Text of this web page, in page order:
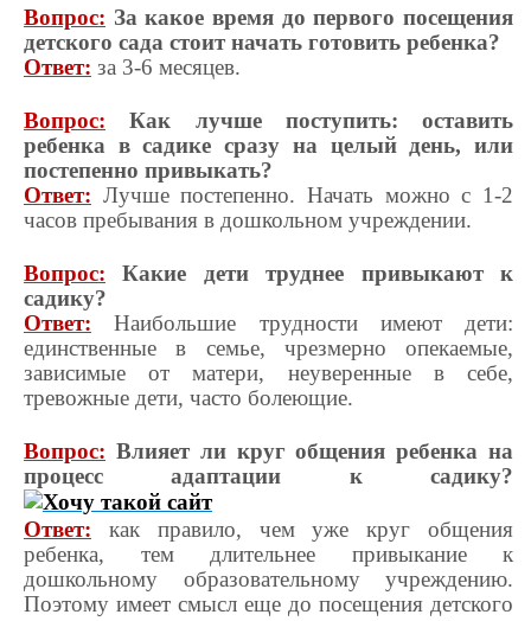
Вопрос: За какое время до первого посещения
детского сада стоит начать готовить ребенка?
Ответ: за 3-6 месяцев.
Вопрос:
Как лучше поступить: оставить
ребенка в садике сразу на целый день, или
постепенно привыкать?
Ответ: Лучше постепенно. Начать можно с 1-2
часов пребывания в дошкольном учреждении.
Вопрос:
Какие дети труднее привыкают к
садику?
Ответ: Наибольшие трудности имеют дети:
единственные в семье, чрезмерно опекаемые,
зависимые от матери, неуверенные в себе,
тревожные дети, часто болеющие.
Вопрос: Влияет ли круг общения ребенка на
процесс адаптации к садику?
Ответ: как правило, чем уже круг общения
ребенка, тем длительнее привыкание к
дошкольному образовательному учреждению.
Поэтому имеет смысл еще до посещения детского